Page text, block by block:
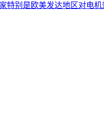
特别是欧美发达地区对电